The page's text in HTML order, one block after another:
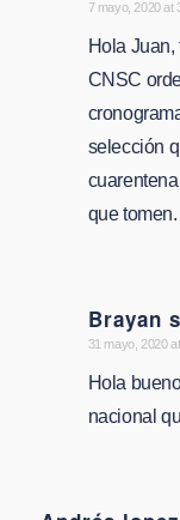
says:
7 mayo, 2020 at
Hola
CNSC
selección
que tomen.
Brayan
says:
31 mayo, 2020
Hola
nacional